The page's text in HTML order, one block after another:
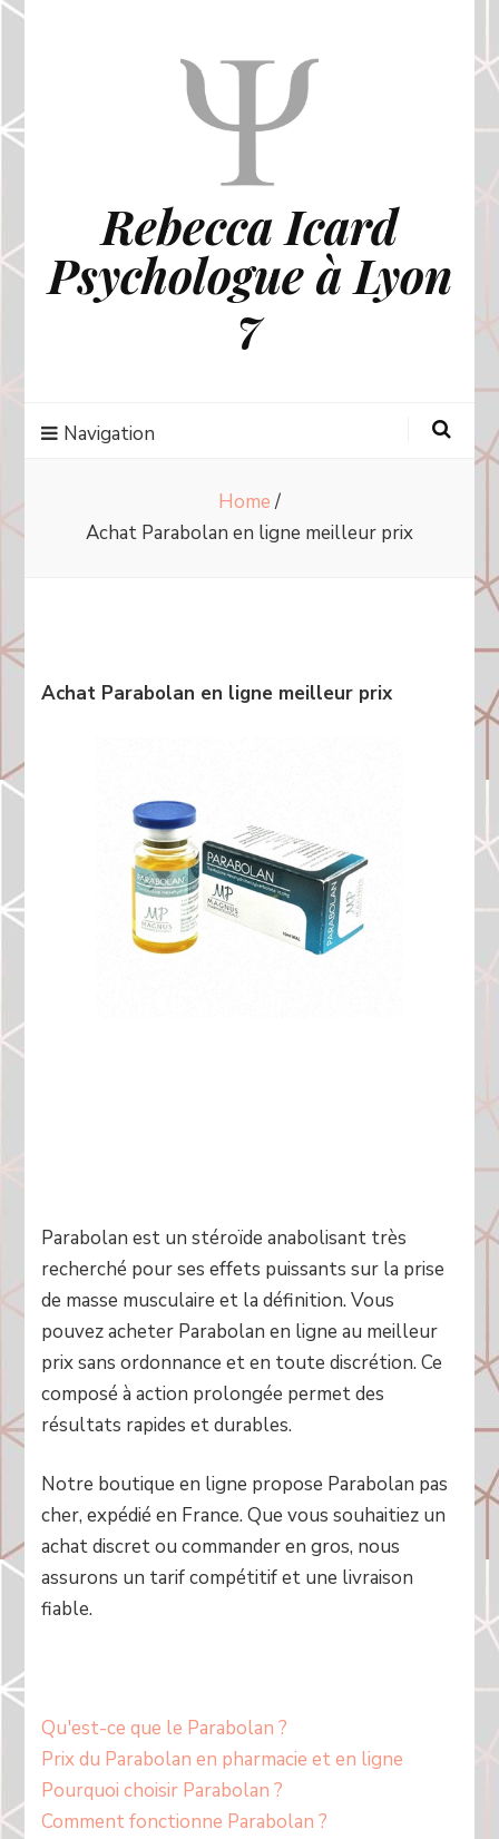
Rebecca Icard
Psychologue à Lyon
7
Navigation
Home /
Achat Parabolan en ligne meilleur prix
Achat Parabolan en ligne meilleur prix
Parabolan est un stéroïde anabolisant très
recherché pour ses effets puissants sur la prise
de masse musculaire et la définition. Vous
pouvez acheter Parabolan en ligne au meilleur
prix sans ordonnance et en toute discrétion. Ce
composé à action prolongée permet des
résultats rapides et durables.
Notre boutique en ligne propose Parabolan pas
cher, expédié en France. Que vous souhaitiez un
achat discret ou commander en gros, nous
assurons un tarif compétitif et une livraison
fiable.
Qu'est-ce que le Parabolan ?
Prix du Parabolan en pharmacie et en ligne
Pourquoi choisir Parabolan ?
Comment fonctionne Parabolan ?